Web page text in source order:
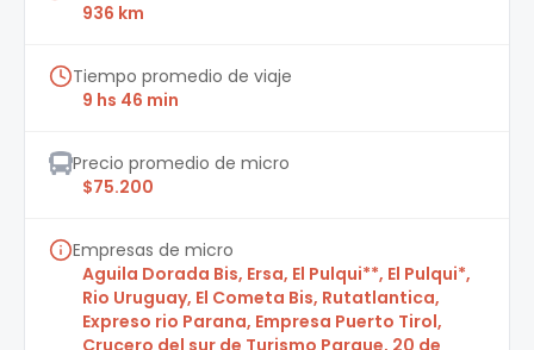
936 km
Tiempo promedio de viaje
9 hs 46 min
Precio promedio de micro
$75.200
Empresas de micro
Aguila Dorada Bis, Ersa, El Pulqui**, El Pulqui*,
Rio Uruguay, El Cometa Bis, Rutatlantica,
Expreso rio Parana, Empresa Puerto Tirol,